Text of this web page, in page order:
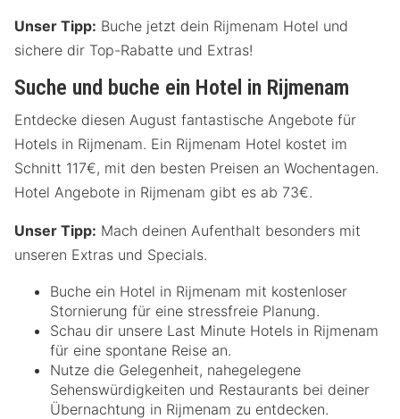
Unser Tipp: Buche jetzt dein Rijmenam Hotel und
sichere dir Top-Rabatte und Extras!
Suche und buche ein Hotel in Rijmenam
Entdecke diesen August fantastische Angebote für
Hotels in Rijmenam. Ein Rijmenam Hotel kostet im
Schnitt 117€, mit den besten Preisen an Wochentagen.
Hotel Angebote in Rijmenam gibt es ab 73€.
Unser Tipp: Mach deinen Aufenthalt besonders mit
unseren Extras und Specials.
Buche ein Hotel in Rijmenam mit kostenloser
Stornierung für eine stressfreie Planung.
Schau dir unsere Last Minute Hotels in Rijmenam
für eine spontane Reise an.
Nutze die Gelegenheit, nahegelegene
Sehenswürdigkeiten und Restaurants bei deiner
Übernachtung in Rijmenam zu entdecken.